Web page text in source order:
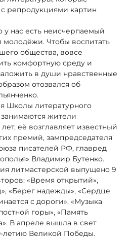
репродукциями картин
у нас есть неисчерпаемый
молодёжи. Чтобы воспитать
общества, вовсе
комфортную среду и
в души нравственные
отозвался об
Школы литературного
занимаются жители
её возглавляет известный
премий, зампредседателя
писателей РФ, главред
Владимир Бутенко.
литмастерской выпущено 9
«Время открытий»,
«Берег надежды», «Сердце
с дороги», «Музыка
горы», «Память
В апреле вышла в свет
летию Великой Победы.